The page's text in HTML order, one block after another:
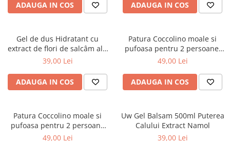
ADAUGA IN COS ADAUGA IN COS
Gel de dus Hidratant cu
extract de flori de salcâm alb
organic Cosmeplant, 1000 ml
39,00 Lei
ADAUGA IN COS
Patura Coccolino moale si
pufoasa pentru 2 persoane,
200X230 cm, Verde
49,00 Lei
ADAUGA IN COS
Patura Coccolino moale si
pufoasa pentru 2 persoane
200X230 cm Bej
49,00 Lei
Uw Gel Balsam 500ml Puterea
Calului Extract Namol
39,00 Lei